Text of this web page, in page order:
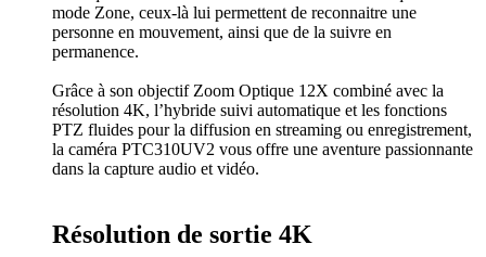
mode Zone, ceux-là lui permettent de reconnaitre une
personne en mouvement, ainsi que de la suivre en
permanence.
Grâce à son objectif Zoom Optique 12X combiné avec la
résolution 4K, l’hybride suivi automatique et les fonctions
PTZ fluides pour la diffusion en streaming ou enregistrement,
la caméra PTC310UV2 vous offre une aventure passionnante
dans la capture audio et vidéo.
Résolution de sortie 4K